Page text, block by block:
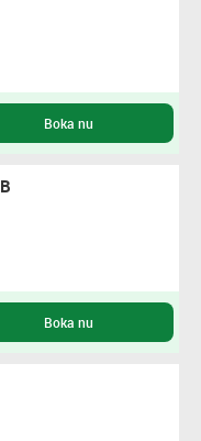
Boka nu
Boka nu